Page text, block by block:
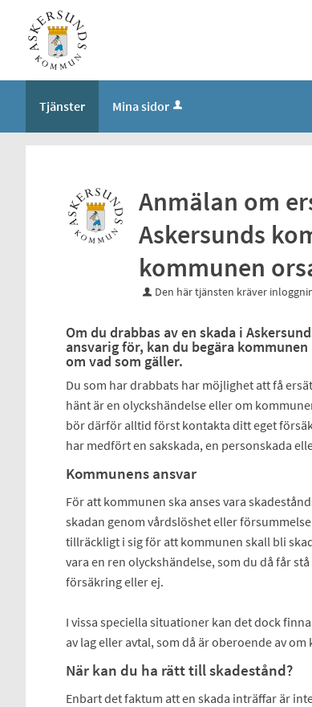
Välkommen
tjänster
Tjänster Mina sidor
Anmälan om
Askersunds
kommunen
Den här tjänsten kräver
Om du drabbas av en skada i
ansvarig för, kan du begära
om vad som gäller.
Du som har drabbats har möjlighet att få
hänt är en olyckshändelse eller om
bör därför alltid först kontakta ditt eget
har medfört en sakskada, en personskada
Kommunens ansvar
För att kommunen ska anses vara
skadan genom vårdslöshet eller
tillräckligt i sig för att kommunen skall bli
vara en ren olyckshändelse, som du då får
försäkring eller ej.
I vissa speciella situationer kan det dock
av lag eller avtal, som då är oberoende av
När kan du ha rätt till skadestånd?
Enbart det faktum att en skada inträffar är